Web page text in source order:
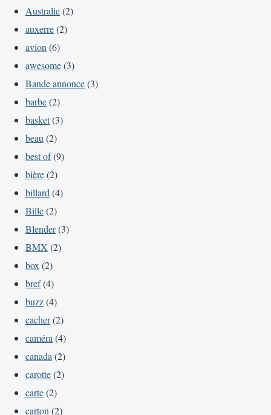
Australie(2)
auxerre(2)
avion (6)
awesome(3)
Bande annonce(3)
barbe(2)
basket(3)
beau (2)
best of(9)
bière(2)
billard (4)
Bille(2)
Blender(3)
BMX (2)
box (2)
bref(4)
buzz(4)
cacher(2)
caméra (4)
canada (2)
carotte(2)
carte(2)
carton (2)